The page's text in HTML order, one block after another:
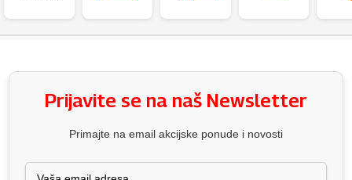
Prijavite se na naš Newsletter
Primajte na email akcijske ponude i novosti